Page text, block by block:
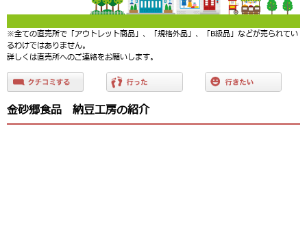
※全ての直売所で「アウトレット商品」、「規格外品」、「B級品」などが売られてい
るわけではありません。
詳しくは直売所へのご連絡をお願いします。
金砂郷食品 納豆工房の紹介